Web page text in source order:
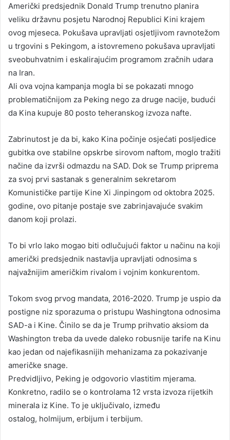
Američki predsjednik Donald Trump trenutno planira
veliku državnu posjetu Narodnoj Republici Kini krajem
ovog mjeseca. Pokušava upravljati osjetljivom ravnotežom
u trgovini s Pekingom, a istovremeno pokušava upravljati
sveobuhvatnim i eskalirajućim programom zračnih udara
na Iran.
Ali ova vojna kampanja mogla bi se pokazati mnogo
problematičnijom za Peking nego za druge nacije, budući
da Kina kupuje 80 posto teheranskog izvoza nafte.
Zabrinutost je da bi, kako Kina počinje osjećati posljedice
gubitka ove stabilne opskrbe sirovom naftom, moglo tražiti
načine da izvrši odmazdu na SAD. Dok se Trump priprema
za svoj prvi sastanak s generalnim sekretarom
Komunističke partije Kine Xi Jinpingom od oktobra 2025.
godine, ovo pitanje postaje sve zabrinjavajuće svakim
danom koji prolazi.
To bi vrlo lako mogao biti odlučujući faktor u načinu na koji
američki predsjednik nastavlja upravljati odnosima s
najvažnijim američkim rivalom i vojnim konkurentom.
Tokom svog prvog mandata, 2016-2020. Trump je uspio da
postigne niz sporazuma o pristupu Washingtona odnosima
SAD-a i Kine. Činilo se da je Trump prihvatio aksiom da
Washington treba da uvede daleko robusnije tarife na Kinu
kao jedan od najefikasnijih mehanizama za pokazivanje
američke snage.
Predvidljivo, Peking je odgovorio vlastitim mjerama.
Konkretno, radilo se o kontrolama 12 vrsta izvoza rijetkih
minerala iz Kine. To je uključivalo, između
ostalog, holmijum, erbijum i terbijum.